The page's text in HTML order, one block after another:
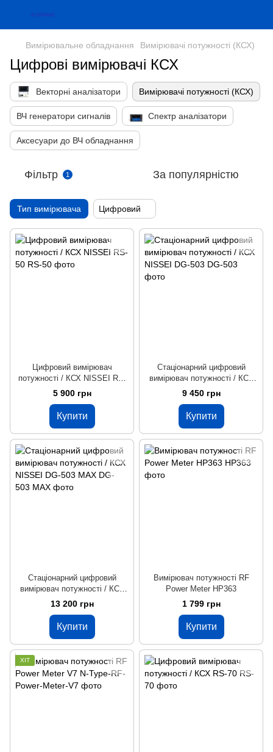
Вимірювальне обладнання Вимірювачі потужності (КСХ)
Цифрові вимірювачі КСХ
Векторні аналізатори Вимірювачі потужності (КСХ)
ВЧ генератори сигналів Спектр аналізатори
Аксесуари до ВЧ обладнання
Фільтр 1 За популярністю
Тип вимірювача Цифровий
Цифровий вимірювач
потужності / КСХ NISSEI RS-
50
5 900 грн
Купити
Стаціонарний цифровий
вимірювач потужності / КСХ
NISSEI DG-503
9 450 грн
Купити
Стаціонарний цифровий
вимірювач потужності / КСХ
NISSEI DG-503 MAX
13 200 грн
Купити
Вимірювач потужності RF
Power Meter HP363
1 799 грн
Купити
ХІТ